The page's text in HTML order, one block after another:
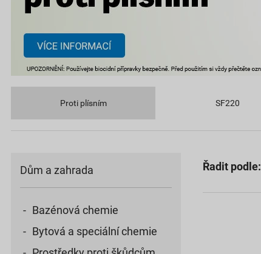
Proti plísním SF220
Dům a zahrada
Bazénová chemie
Bytová a speciální chemie
Řadit podle: